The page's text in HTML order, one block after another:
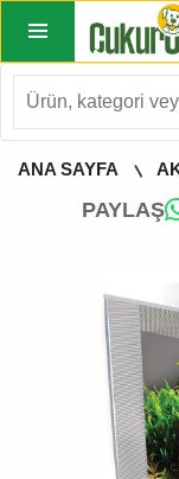
ANA SAYFA
PAYLAŞ